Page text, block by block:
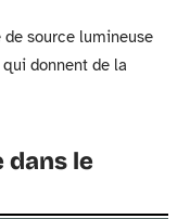
de source lumineuse
donnent de la
dans le